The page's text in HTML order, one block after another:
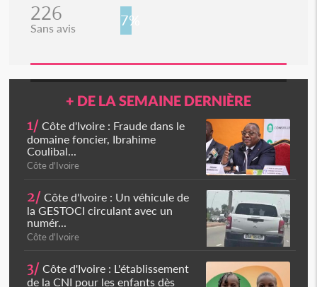
226
Sans avis 7%
+ DE LA SEMAINE DERNIÈRE
1/ Côte d'Ivoire : Fraude dans le
domaine foncier, Ibrahime
Coulibal...
Côte d'Ivoire
2/ Côte d'Ivoire : Un véhicule de
la GESTOCI circulant avec un
numér...
Côte d'Ivoire
3/ Côte d'Ivoire : L'établissement
de la CNI pour les enfants dès